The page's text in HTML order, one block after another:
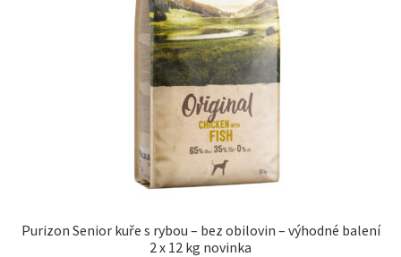
Purizon Senior kuře s rybou – bez obilovin – výhodné balení
2 x 12 kg novinka